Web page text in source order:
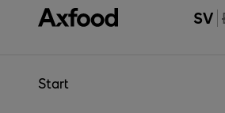
Gå direkt till innehåll SV
Start